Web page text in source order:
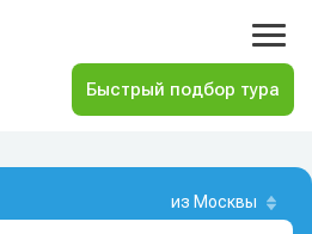
из Москвы